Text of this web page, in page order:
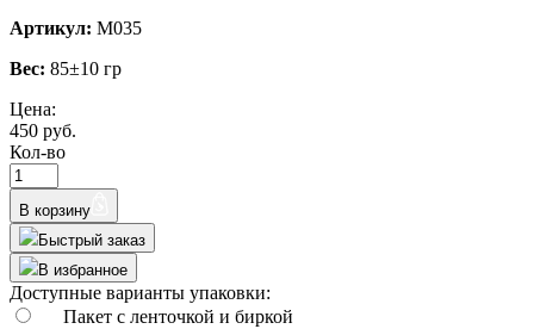
Артикул: М035
Вес: 85±10 гр
Цена:
450 руб.
Кол-во
В корзину
Быстрый заказ
В избранное
Доступные варианты упаковки:
Пакет с ленточкой и биркой